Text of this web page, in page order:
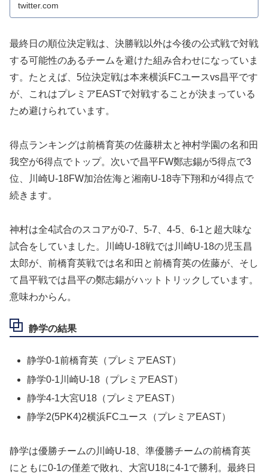
twitter.com
最終日の順位決定戦は、決勝戦以外は今後の公式戦で対戦
する可能性のあるチームを避けた組み合わせになっていま
す。たとえば、5位決定戦は本来横浜FCユースvs昌平です
が、これはプレミアEASTで対戦することが決まっている
ため避けられています。
得点ランキングは前橋育英の佐藤耕太と神村学園の名和田
我空が6得点でトップ。次いで昌平FW鄭志錫が5得点で3
位、川崎U-18FW加治佐海と湘南U-18寺下翔和が4得点で
続きます。
神村は全4試合のスコアが0-7、5-7、4-5、6-1と超大味な
試合をしていました。川崎U-18戦では川崎U-18の児玉昌
太郎が、前橋育英戦では名和田と前橋育英の佐藤が、そし
て昌平戦では昌平の鄭志錫がハットトリックしています。
意味わからん。
静学の結果
静学0-1前橋育英（プレミアEAST）
静学0-1川崎U-18（プレミアEAST）
静学4-1大宮U18（プレミアEAST）
静学2(5PK4)2横浜FCユース（プレミアEAST）
静学は優勝チームの川崎U-18、準優勝チームの前橋育英
にともに0-1の僅差で敗れ、大宮U18に4-1で勝利。最終日